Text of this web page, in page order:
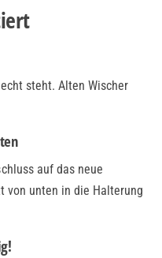
steht. Alten Wischer
auf das neue
von unten in die Halterung